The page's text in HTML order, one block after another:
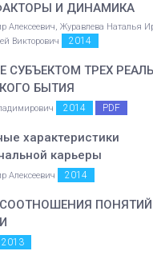
И ДИНАМИКА
Алексеевич, Журавлева Наталья
Викторович
2014
СУБЪЕКТОМ ТРЕХ
БЫТИЯ
2014 PDF
характеристики
карьеры
Алексеевич 2014
ПОНЯТИЙ
2013